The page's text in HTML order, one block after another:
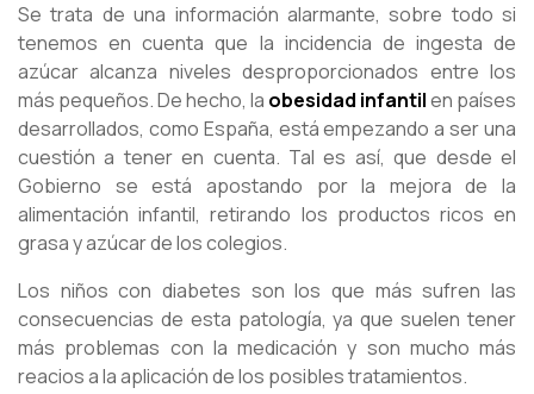
Se trata de una información alarmante, sobre todo si
tenemos en cuenta que la incidencia de ingesta de
azúcar alcanza niveles desproporcionados entre los
más pequeños. De hecho, la obesidad infantilen países
desarrollados, como España, está empezando a ser una
cuestión a tener en cuenta. Tal es así, que desde el
Gobierno se está apostando por la mejora de la
alimentación infantil, retirando los productos ricos en
grasa y azúcar de los colegios.
Los niños con diabetes son los que más sufren las
consecuencias de esta patología, ya que suelen tener
más problemas con la medicación y son mucho más
reacios a la aplicación de los posibles tratamientos.